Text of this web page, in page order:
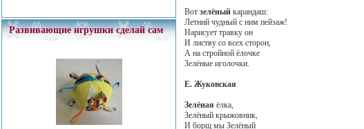
Развивающие игрушки сделай сам
Вотзелёный карандаш:
Летний чудный с ним пейзаж!
Нарисует травку он
И листву со всех сторон,
А на стройной ёлочке
Зелёные иголочки.
Е. Жуковская
Зелёная ёлка,
Зелёный крыжовник,
И борщ мы Зелёный